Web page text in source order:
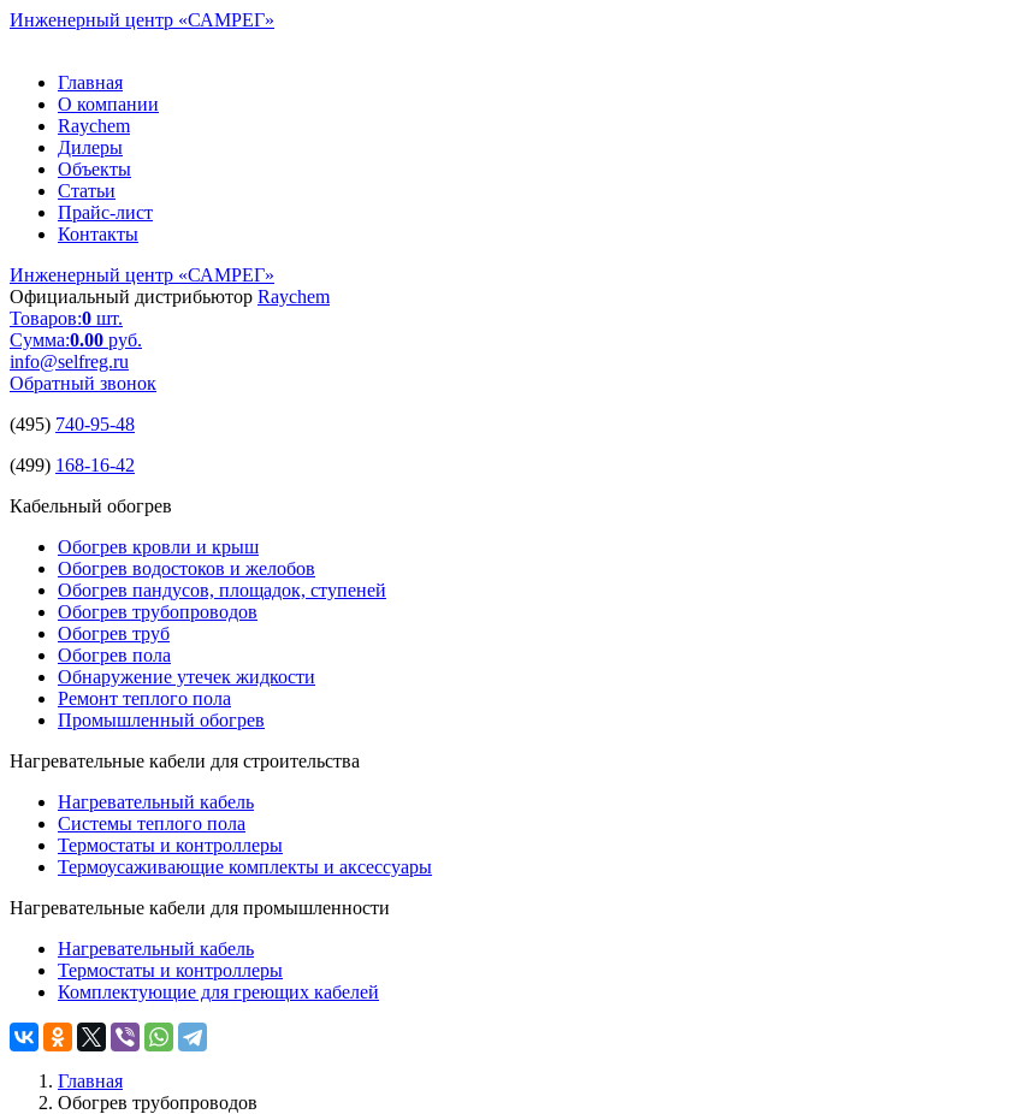
Инженерный центр «САМРЕГ»
Главная
О компании
Raychem
Дилеры
Объекты
Статьи
Прайс-лист
Контакты
Инженерный центр «САМРЕГ»
Официальный дистрибьютор Raychem
Товаров:0 шт.
Сумма:0.00 руб.
info@selfreg.ru
Обратный звонок
(495) 740-95-48
(499) 168-16-42
Кабельный обогрев
Обогрев кровли и крыш
Обогрев водостоков и желобов
Обогрев пандусов, площадок, ступеней
Обогрев трубопроводов
Обогрев труб
Обогрев пола
Обнаружение утечек жидкости
Ремонт теплого пола
Промышленный обогрев
Нагревательные кабели для строительства
Нагревательный кабель
Системы теплого пола
Термостаты и контроллеры
Термоусаживающие комплекты и аксессуары
Нагревательные кабели для промышленности
Нагревательный кабель
Термостаты и контроллеры
Комплектующие для греющих кабелей
Главная
Обогрев трубопроводов